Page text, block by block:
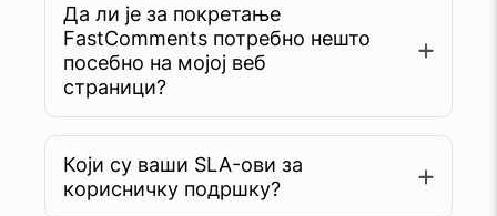
Да ли је за покретање
FastComments потребно нешто
посебно на мојој веб
страници?
Који су ваши SLA-ови за
корисничку подршку?